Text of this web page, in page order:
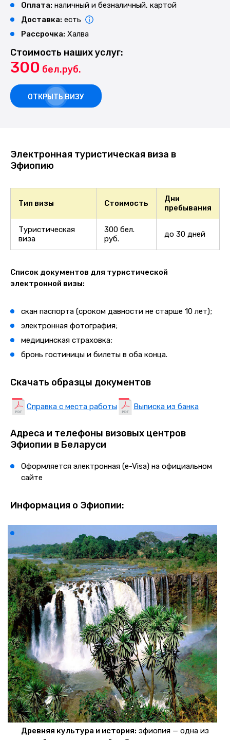
Оплата: наличный и безналичный, картой
Доставка: есть
Рассрочка: Халва
Стоимость наших услуг:
300 бел.руб.
ОТКРЫТЬ ВИЗУ
Электронная туристическая виза в
Эфиопию
Тип визы Стоимость
Дни
пребывания
Туристическая
виза
300 бел.
руб.
до 30 дней
Список документов для туристической
электронной визы:
скан паспорта (сроком давности не старше 10 лет);
электронная фотография;
медицинская страховка;
бронь гостиницы и билеты в оба конца.
Скачать образцы документов
Справка с места работы Выписка из банка
Адреса и телефоны визовых центров
Эфиопии в Беларуси
Оформляется электронная (e-Visa) на официальном
сайте
Информация о Эфиопии:
Древняя культура и история: эфиопия — одна из